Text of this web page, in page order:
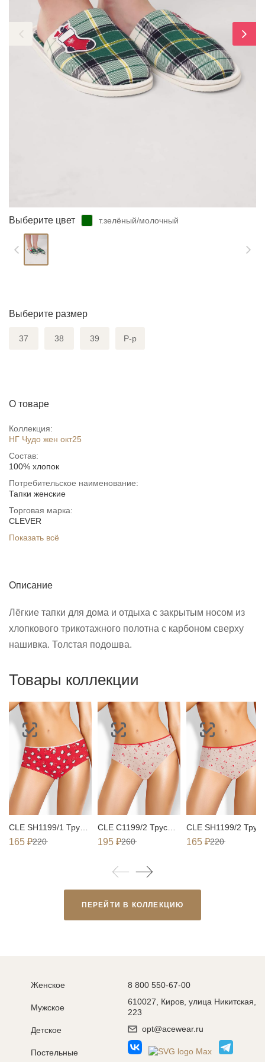
Выберите цвет т.зелёный/молочный
Выберите размер
37 38 39 Р-р
О товаре
Коллекция:
НГ Чудо жен окт25
Состав:
100% хлопок
Потребительское наименование:
Тапки женские
Торговая марка:
CLEVER
Показать всё
Описание
Лёгкие тапки для дома и отдыха с закрытым носом из
хлопкового трикотажного полотна с карбоном сверху
нашивка. Толстая подошва.
Товары коллекции
165 ₽220 195 ₽260 165 ₽220
ПЕРЕЙТИ В КОЛЛЕКЦИЮ
Женское
Мужское
Детское
Постельные
8 800 550-67-00
610027, Киров, улица Никитская,
223
opt@acewear.ru